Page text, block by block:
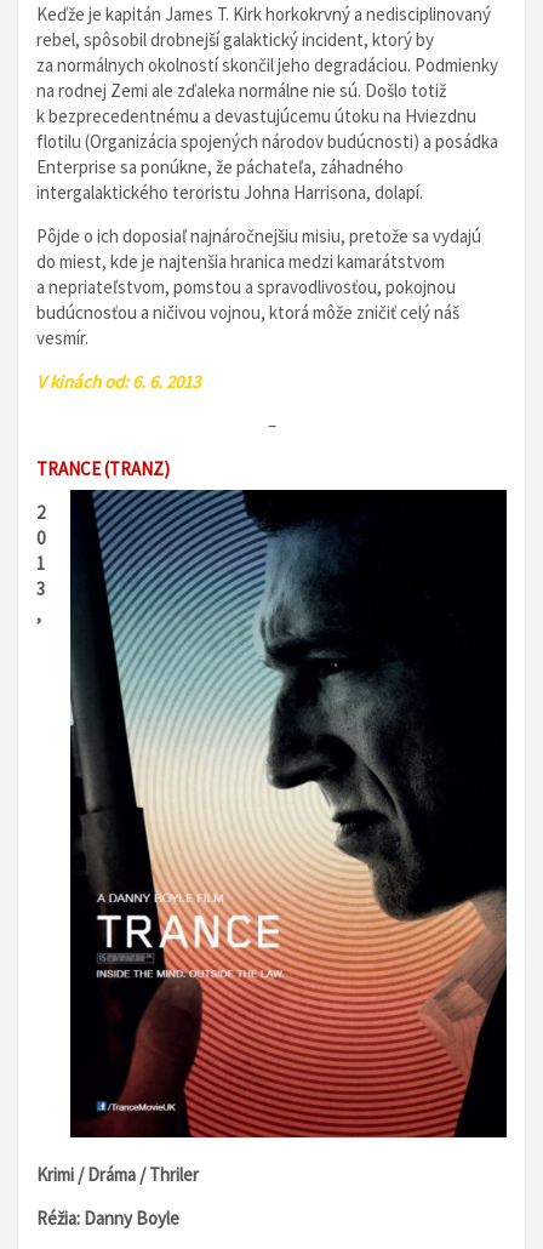
Keďže je kapitán James T. Kirk horkokrvný a nedisciplinovaný
rebel, spôsobil drobnejší galaktický incident, ktorý by
za normálnych okolností skončil jeho degradáciou. Podmienky
na rodnej Zemi ale zďaleka normálne nie sú. Došlo totiž
k bezprecedentnému a devastujúcemu útoku na Hviezdnu
flotilu (Organizácia spojených národov budúcnosti) a posádka
Enterprise sa ponúkne, že páchateľa, záhadného
intergalaktického teroristu Johna Harrisona, dolapí.
Pôjde o ich doposiaľ najnáročnejšiu misiu, pretože sa vydajú
do miest, kde je najtenšia hranica medzi kamarátstvom
a nepriateľstvom, pomstou a spravodlivosťou, pokojnou
budúcnosťou a ničivou vojnou, ktorá môže zničiť celý náš
vesmír.
V kinách od: 6. 6. 2013
–
TRANCE (TRANZ)
2
0
1
3
,
Krimi / Dráma / Thriler
Réžia: Danny Boyle